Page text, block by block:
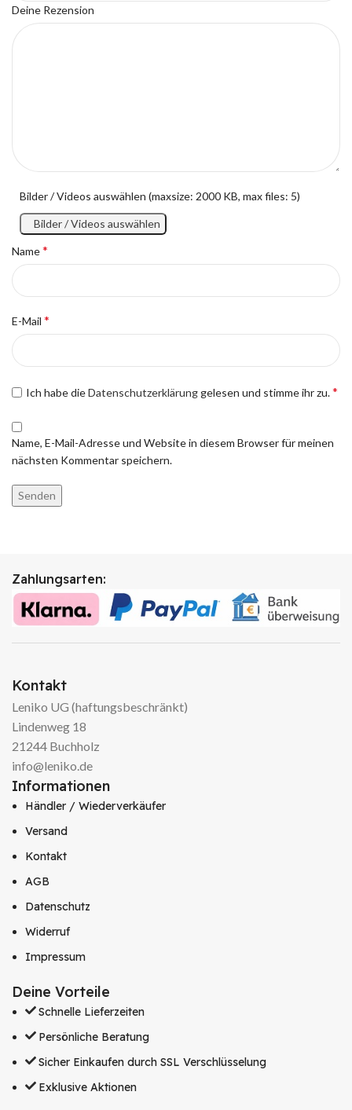
Deine Rezension
Bilder / Videos auswählen (maxsize: 2000 KB, max files: 5)
Bilder / Videos auswählen
Name*
E-Mail *
Ich habe dieDatenschutzerklärunggelesen und stimme ihr zu.*
Name, E-Mail-Adresse und Website in diesem Browser für meinen
nächsten Kommentar speichern.
Zahlungsarten:
Kontakt
Leniko UG (haftungsbeschränkt)
Lindenweg 18
21244 Buchholz
info@leniko.de
Informationen
Händler / Wiederverkäufer
Versand
Kontakt
AGB
Datenschutz
Widerruf
Impressum
Deine Vorteile
Schnelle Lieferzeiten
Persönliche Beratung
Sicher Einkaufen durch SSL Verschlüsselung
Exklusive Aktionen